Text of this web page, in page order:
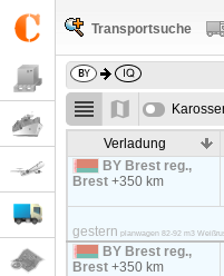
Transportsuche
Verladung
BY Brest reg.,
Brest+350 km
gestern planwagen 82-92 m3
BY Brest reg.,
Brest+350 km